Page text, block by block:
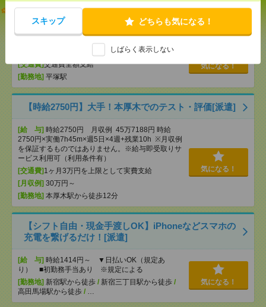
スキップ どちらも気になる！
しばらく表示しない
【オープニング募集】おばあちゃんのお散歩付き添
いも仕事の1つ[派遣]
無資格未経験：時給1500円～ ■週払い
OK ■扶養内OK ■日収1万2000円以上
[交通費]交通費全額支給
[勤務地] 平塚駅
気になる！
【時給2750円】大手！本厚木でのテスト・評価[派遣]
[給 与] 時給2750円 月収例 45万7188円 時給
2750円×実働7h45m×週5日×4週+残業10h ※月収例
を保証するものではありません。※給与即受取りサ
ービス利用可（利用条件有）
[交通費] 1ヶ月3万円を上限として実費支給
[月収例] 30万円～
[勤務地] 本厚木駅から徒歩12分
気になる！
【シフト自由・現金手渡しOK】iPhoneなどスマホの
充電を繋げるだけ！[派遣]
[給 与] 時給1414円～ ▼日払いOK（規定あ
り） ■初勤務手当あり ※規定による
[勤務地] 新宿駅から徒歩 / 新宿三丁目駅から徒歩 /
高田馬場駅から徒歩 / …
気になる！